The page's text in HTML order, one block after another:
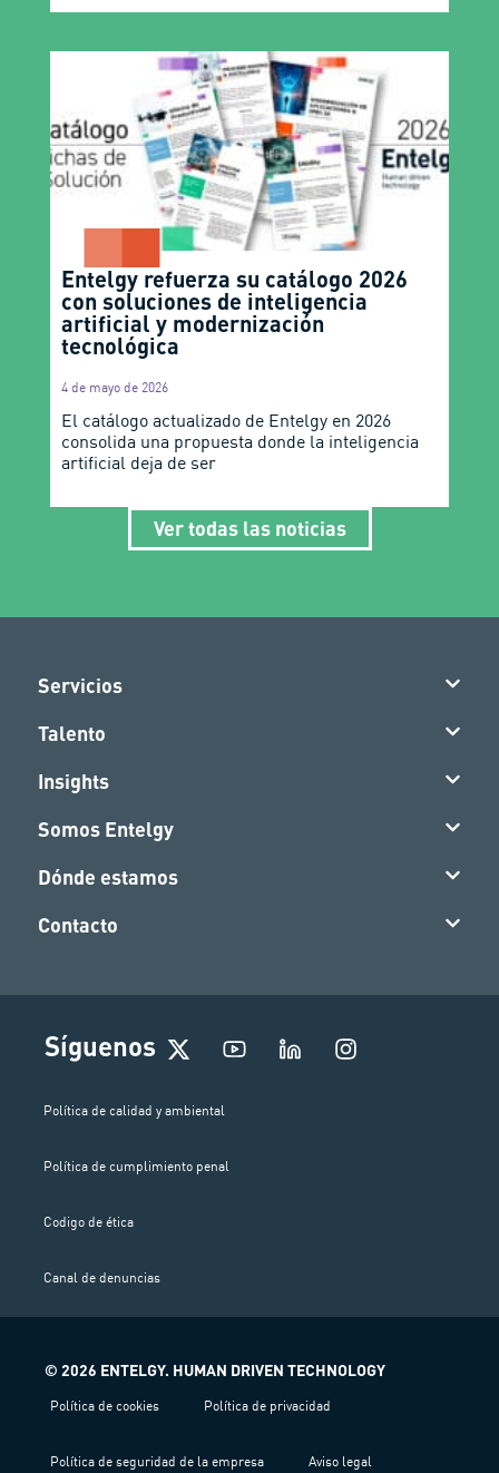
Entelgy refuerza su catálogo 2026
con soluciones de inteligencia
artificial y modernización
tecnológica
4 de mayo de 2026
El catálogo actualizado de Entelgy en 2026
consolida una propuesta donde la inteligencia
artificial deja de ser
Ver todas las noticias
Servicios
Talento
Insights
Somos Entelgy
Dónde estamos
Contacto
Síguenos
I
n
Política de calidad y ambiental
Política de cumplimiento penal
Codigo de ética
Canal de denuncias
© 2026 ENTELGY. HUMAN DRIVEN TECHNOLOGY
Política de cookies Política de privacidad
Política de seguridad de la empresa Aviso legal